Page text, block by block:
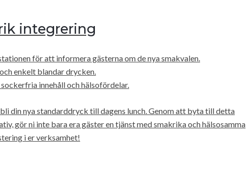
integrering
för att informera gästerna om de nya smakvalen.
enkelt blandar drycken.
innehåll och hälsofördelar.
din nya standarddryck till dagens lunch. Genom att byta till detta
gör ni inte bara era gäster en tjänst med smakrika och hälsosamma
i er verksamhet!